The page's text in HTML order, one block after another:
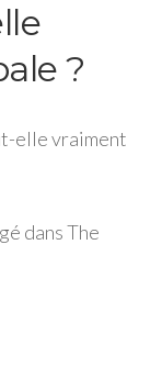
?
elle vraiment
dans The